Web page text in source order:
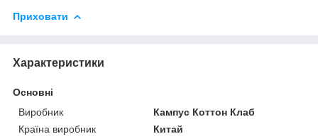
Приховати
Характеристики
Основні
Виробник
Кампус Коттон Клаб
Країна виробник
Китай